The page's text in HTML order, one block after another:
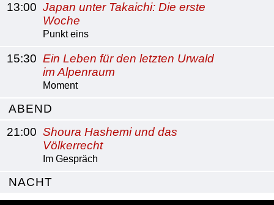
13:00 Japan unter Takaichi: Die erste
Woche
Punkt eins
15:30 Ein Leben für den letzten Urwald
im Alpenraum
Moment
ABEND
21:00 Shoura Hashemi und das
Völkerrecht
Im Gespräch
NACHT